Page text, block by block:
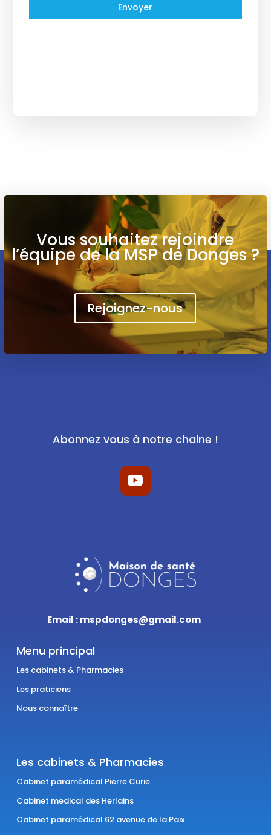
Envoyer
Vous souhaitez rejoindre
l’équipe de la MSP de Donges ?
Rejoignez-nous
Abonnez vous à notre chaine !
Email : mspdonges@gmail.com
Menu principal
Les cabinets & Pharmacies
Les praticiens
Nous connaître
Les cabinets & Pharmacies
Cabinet paramédical Pierre Curie
Cabinet medical des Herlains
Cabinet paramédical 62 avenue de la Paix